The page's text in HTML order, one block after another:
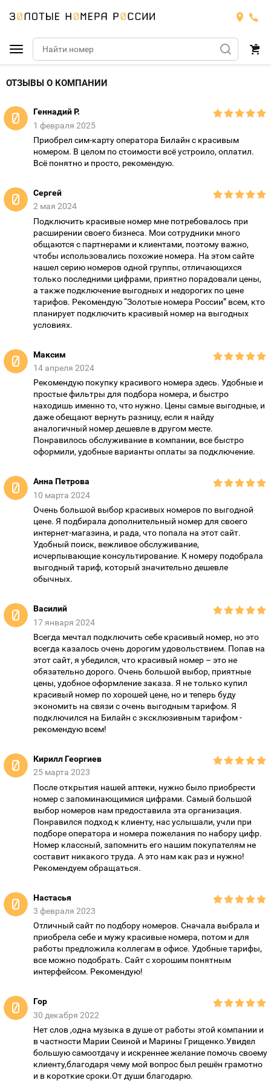
Подобрать номер
МТС
Билайн
Тарифы
Номера
МЕГАФОН
Тарифы
Номера
Теле2
ТЕЛЕ2
Тарифы
Номера
Тарифы
Номера
Продать номер
Оплата и доставка
Контакты
Устройства
Sim-Sim
ОТЗЫВЫ О КОМПАНИИ
Геннадий Р.
1 февраля 2025
Приобрел сим-карту оператора Билайн с красивым
номером. В целом по стоимости всё устроило, оплатил.
Всё понятно и просто, рекомендую.
Сергей
2 мая 2024
Подключить красивые номер мне потребовалось при
расширении своего бизнеса. Мои сотрудники много
общаются с партнерами и клиентами, поэтому важно,
чтобы использовались похожие номера. На этом сайте
нашел серию номеров одной группы, отличающихся
только последними цифрами, приятно порадовали цены,
а также подключение выгодных и недорогих по цене
тарифов. Рекомендую “Золотые номера России” всем, кто
планирует подключить красивый номер на выгодных
условиях.
Максим
14 апреля 2024
Рекомендую покупку красивого номера здесь. Удобные и
простые фильтры для подбора номера, и быстро
находишь именно то, что нужно. Цены самые выгодные, и
даже обещают вернуть разницу, если я найду
аналогичный номер дешевле в другом месте.
Понравилось обслуживание в компании, все быстро
оформили, удобные варианты оплаты за подключение.
Анна Петрова
10 марта 2024
Очень большой выбор красивых номеров по выгодной
цене. Я подбирала дополнительный номер для своего
интернет-магазина, и рада, что попала на этот сайт.
Удобный поиск, вежливое обслуживание,
исчерпывающие консультирование. К номеру подобрала
выгодный тариф, который значительно дешевле
обычных.
Василий
17 января 2024
Всегда мечтал подключить себе красивый номер, но это
всегда казалось очень дорогим удовольствием. Попав на
этот сайт, я убедился, что красивый номер – это не
обязательно дорого. Очень большой выбор, приятные
цены, удобное оформление заказа. Я не только купил
красивый номер по хорошей цене, но и теперь буду
экономить на связи с очень выгодным тарифом. Я
подключился на Билайн с эксклюзивным тарифом -
рекомендую всем!
Кирилл Георгиев
25 марта 2023
После открытия нашей аптеки, нужно было приобрести
номер с запоминающимися цифрами. Самый большой
выбор номеров нам предоставила эта организация.
Понравился подход к клиенту, нас услышали, учли при
подборе оператора и номера пожелания по набору цифр.
Номер классный, запомнить его нашим покупателям не
составит никакого труда. А это нам как раз и нужно!
Рекомендуем обращаться.
Настасья
3 февраля 2023
Отличный сайт по подбору номеров. Сначала выбрала и
приобрела себе и мужу красивые номера, потом и для
работы предложила коллегам в офисе. Удобные тарифы,
все можно подобрать. Сайт с хорошим понятным
интерфейсом. Рекомендую!
Гор
30 декабря 2022
Нет слов ,одна музыка в душе от работы этой компании и
в частности Марии Сеиной и Марины Грищенко.Увидел
большую самоотдачу и искреннее желание помочь своему
клиенту,благодаря чему мой вопрос был решён грамотно
и в короткие сроки.От души благодарю.